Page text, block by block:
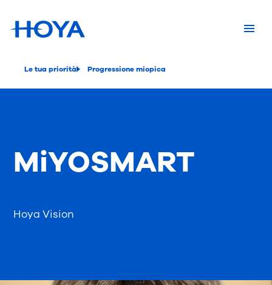
Le tua priorità Progressione miopica
Hoya Vision
MiYOSMART